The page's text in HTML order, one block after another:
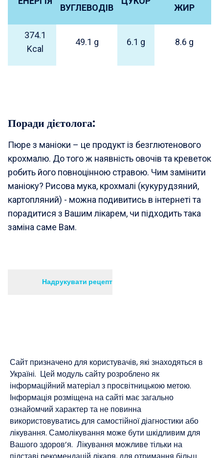
ВУГЛЕВОДІВ ЖИР
374.1
Kcal
49.1 g 6.1 g 8.6 g
Поради дієтолога:
Пюре з маніоки – це продукт із безглютенового
крохмалю. До того ж наявність овочів та креветок
робить його повноцінною стравою. Чим замінити
маніоку? Рисова мука, крохмалі (кукурудзяний,
картопляний) - можна подивитись в інтернеті та
порадитися з Вашим лікарем, чи підходить така
заміна саме Вам.
Надрукувати рецепт
Сайт призначено для користувачів, які знаходяться в
Україні. Цей модуль сайту розроблено як
інформаційний матеріал з просвітницькою метою.
Інформація розміщена на сайті має загально
ознайомчий характер та не повинна
використовуватись для самостійної діагностики або
лікування. Самолікування може бути шкідливим для
Вашого здоров’я. Лікування можливе тільки на